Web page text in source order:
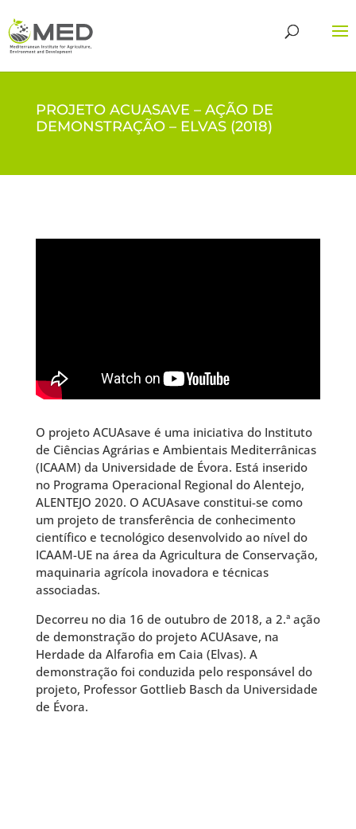
PROJETO ACUASAVE – AÇÃO DE
DEMONSTRAÇÃO – ELVAS (2018)
O projeto ACUAsave é uma iniciativa do Instituto
de Ciências Agrárias e Ambientais Mediterrânicas
(ICAAM) da Universidade de Évora. Está inserido
no Programa Operacional Regional do Alentejo,
ALENTEJO 2020. O ACUAsave constitui-se como
um projeto de transferência de conhecimento
científico e tecnológico desenvolvido ao nível do
ICAAM-UE na área da Agricultura de Conservação,
maquinaria agrícola inovadora e técnicas
associadas.
Decorreu no dia 16 de outubro de 2018, a 2.ª ação
de demonstração do projeto ACUAsave, na
Herdade da Alfarofia em Caia (Elvas). A
demonstração foi conduzida pelo responsável do
projeto, Professor Gottlieb Basch da Universidade
de Évora.